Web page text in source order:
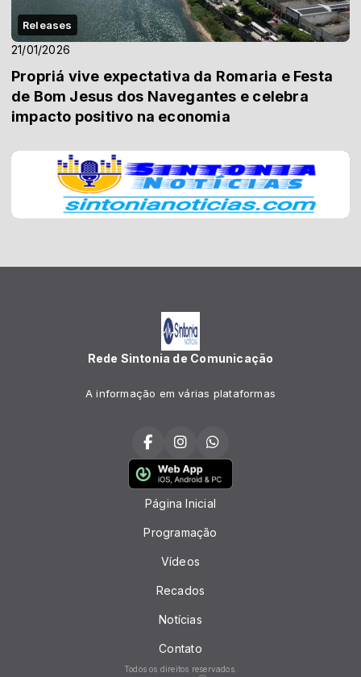
Releases
21/01/2026
Propriá vive expectativa da Romaria e Festa
de Bom Jesus dos Navegantes e celebra
impacto positivo na economia
Rede Sintonia de Comunicação
A informação em várias plataformas
Página Inicial
Programação
Vídeos
Recados
Notícias
Contato
Todos os direitos reservados.